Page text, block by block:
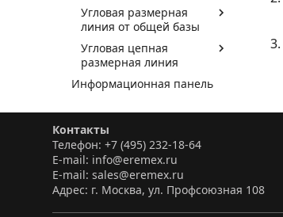
Угловая размерная
линия от общей базы
Угловая цепная
размерная линия
Информационная панель
Редактор правил
Гибко-жесткие печатные
платы
Редактор печатных плат
Контакты
Телефон: +7 (495) 232-18-64
E-mail: info@eremex.ru
E-mail: sales@eremex.ru
Адрес: г. Москва, ул. Профсоюзная 108